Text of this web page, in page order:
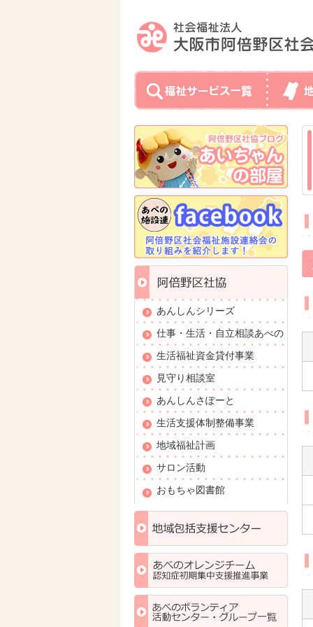
あんしんシリーズ
仕事・生活・自立相談あべの
生活福祉資金貸付事業
見守り相談室
あんしんさぽーと
生活支援体制整備事業
地域福祉計画
サロン活動
おもちゃ図書館